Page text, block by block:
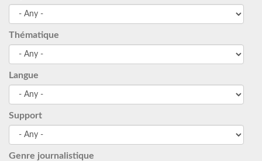
Thématique
Langue
Support
Genre journalistique